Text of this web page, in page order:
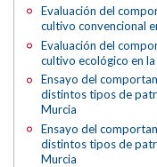
Evaluación del
cultivo convencional
Evaluación del
cultivo ecológico en
Ensayo del
distintos tipos de
Murcia
Ensayo del
distintos tipos de
Murcia